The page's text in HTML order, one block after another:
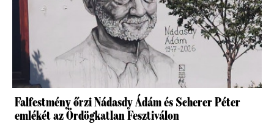
Falfestmény őrzi Nádasdy Ádám és Scherer Péter
emlékét az Ördögkatlan Fesztiválon